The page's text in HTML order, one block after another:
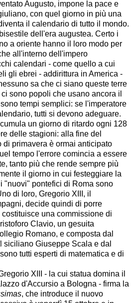
Augusto, impone la pace e
con quel giorno in più una
il calendario di tutto il mondo.
dell'era augustea. Certo i
a oriente hanno il loro modo per
all'interno dell'impero
calendari - come quello a cui
gli ebrei - addirittura in America -
sa che ci siano queste terre
sono popoli che usano ancora il
tempi semplici: se l'imperatore
tutti si devono adeguare.
un giorno di ritardo ogni 128
delle stagioni: alla fine del
primavera è ormai anticipato
tempo l'errore comincia a essere
tanto più che rende sempre più
il giorno in cui festeggiare la
"nuovi" pontefici di Roma sono
di loro, Gregorio XIII, il
decide quindi di porre
una commissione di
Clavio, un gesuita
Romano, e composta dal
Giuseppe Scala e dal
tutti esperti di matematica e di
XIII - la cui statua domina il
d'Accursio a Bologna - firma la
, che introduce il nuovo